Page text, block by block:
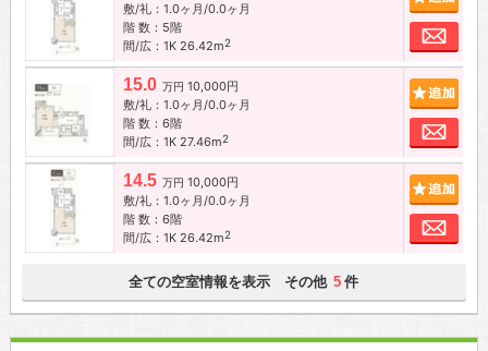
敷/礼：1.0ヶ月/0.0ヶ月
階 数：5階
間/広：1K 26.42m2
お
15.0 万円 10,000円
敷/礼：1.0ヶ月/0.0ヶ月
階 数：6階
間/広：1K 27.46m2
お
14.5 万円 10,000円
敷/礼：1.0ヶ月/0.0ヶ月
階 数：6階
間/広：1K 26.42m2
お
全ての空室情報を表示 その他 5 件